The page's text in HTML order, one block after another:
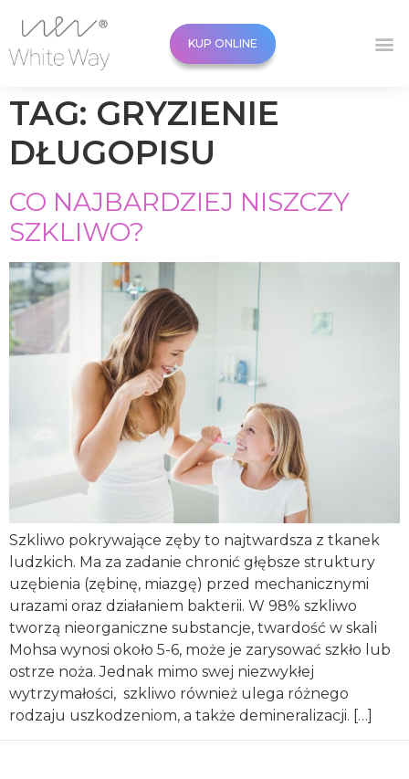
KUP ONLINE
TAG: GRYZIENIE
DŁUGOPISU
CO NAJBARDZIEJ NISZCZY
SZKLIWO?
Szkliwo pokrywające zęby to najtwardsza z tkanek
ludzkich. Ma za zadanie chronić głębsze struktury
uzębienia (zębinę, miazgę) przed mechanicznymi
urazami oraz działaniem bakterii. W 98% szkliwo
tworzą nieorganiczne substancje, twardość w skali
Mohsa wynosi około 5-6, może je zarysować szkło lub
ostrze noża. Jednak mimo swej niezwykłej
wytrzymałości, szkliwo również ulega różnego
rodzaju uszkodzeniom, a także demineralizacji. […]